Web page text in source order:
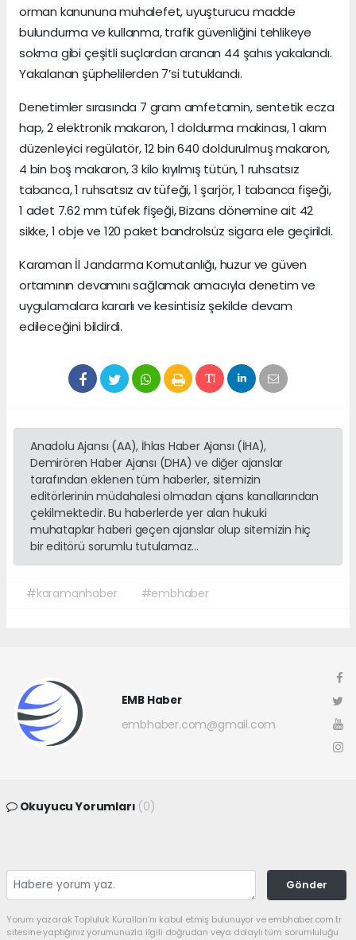
orman kanununa muhalefet, uyuşturucu madde
bulundurma ve kullanma, trafik güvenliğini tehlikeye
sokma gibi çeşitli suçlardan aranan 44 şahıs yakalandı.
Yakalanan şüphelilerden 7’si tutuklandı.
Denetimler sırasında 7 gram amfetamin, sentetik ecza
hap, 2 elektronik makaron, 1 doldurma makinası, 1 akım
düzenleyici regülatör, 12 bin 640 doldurulmuş makaron,
4 bin boş makaron, 3 kilo kıyılmış tütün, 1 ruhsatsız
tabanca, 1 ruhsatsız av tüfeği, 1 şarjör, 1 tabanca fişeği,
1 adet 7.62 mm tüfek fişeği, Bizans dönemine ait 42
sikke, 1 obje ve 120 paket bandrolsüz sigara ele geçirildi.
Karaman İl Jandarma Komutanlığı, huzur ve güven
ortamının devamını sağlamak amacıyla denetim ve
uygulamalara kararlı ve kesintisiz şekilde devam
edileceğini bildirdi.
Anadolu Ajansı (AA), İhlas Haber Ajansı (İHA),
Demirören Haber Ajansı (DHA) ve diğer ajanslar
tarafından eklenen tüm haberler, sitemizin
editörlerinin müdahalesi olmadan ajans kanallarından
çekilmektedir. Bu haberlerde yer alan hukuki
muhataplar haberi geçen ajanslar olup sitemizin hiç
bir editörü sorumlu tutulamaz...
#karamanhaber #embhaber
EMB Haber
embhaber.com@gmail.com
Okuyucu Yorumları (0)
Gönder
Yorum yazarak Topluluk Kuralları’nı kabul etmiş bulunuyor ve embhaber.com.tr
sitesine yaptığınız yorumunuzla ilgili doğrudan veya dolaylı tüm sorumluluğu